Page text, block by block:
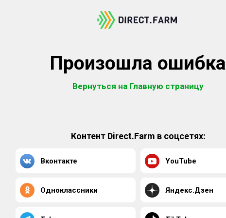
Произошла ошибка
Вернуться на Главную страницу
Контент Direct.Farm в соцсетях:
Вконтакте YouTube
Одноклассники Яндекс.Дзен